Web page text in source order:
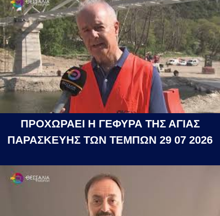
ΠΡΟΧΩΡΑΕΙ Η ΓΕΦΥΡΑ ΤΗΣ ΑΓΙΑΣ
ΠΑΡΑΣΚΕΥΗΣ ΤΩΝ ΤΕΜΠΩΝ 29 07 2026